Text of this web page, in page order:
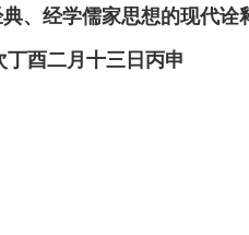
经学儒家思想的现代诠
酉二月十三日丙申